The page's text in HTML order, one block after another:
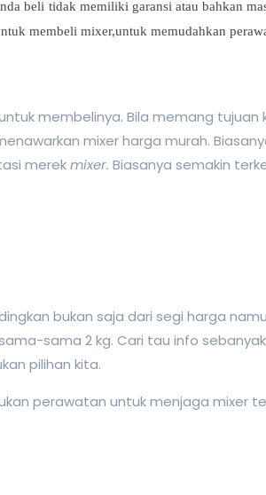
beli tidak memiliki garansi atau bahkan
membeli mixer,untuk memudahkan
membelinya. Bila memang tujuan
mixer harga murah.
merekmixer. Biasanya semakin
bukan saja dari segi harga
sama 2 kg. Cari tau info
pilihan kita.
perawatan untuk menjaga mixer